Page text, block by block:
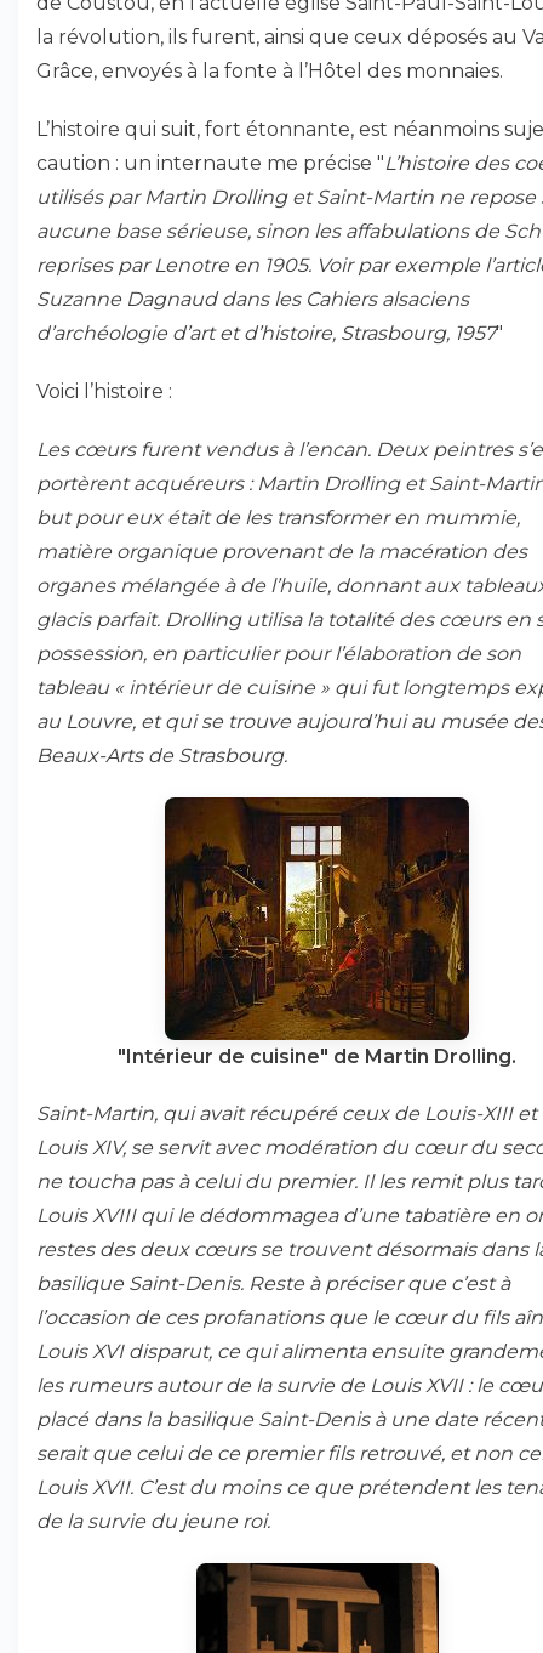
la révolution, ils furent, ainsi que ceux déposés au
Grâce, envoyés à la fonte à l’Hôtel des monnaies.
L’histoire qui suit, fort étonnante, est néanmoins
caution : un internaute me précise "L’histoire des
utilisés par Martin Drolling et Saint-Martin ne repose
aucune base sérieuse, sinon les affabulations de
reprises par Lenotre en 1905. Voir par exemple
Suzanne Dagnaud dans les Cahiers alsaciens
d’archéologie d’art et d’histoire, Strasbourg, 1957"
Voici l’histoire :
Les cœurs furent vendus à l’encan. Deux peintres
portèrent acquéreurs : Martin Drolling et Saint-
but pour eux était de les transformer en mummie,
matière organique provenant de la macération des
organes mélangée à de l’huile, donnant aux
glacis parfait. Drolling utilisa la totalité des cœurs en
possession, en particulier pour l’élaboration de son
tableau « intérieur de cuisine » qui fut longtemps
au Louvre, et qui se trouve aujourd’hui au musée
Beaux-Arts de Strasbourg.
"Intérieur de cuisine" de Martin Drolling.
Saint-Martin, qui avait récupéré ceux de Louis-XIII et
Louis XIV, se servit avec modération du cœur du
ne toucha pas à celui du premier. Il les remit plus
Louis XVIII qui le dédommagea d’une tabatière en
restes des deux cœurs se trouvent désormais dans
basilique Saint-Denis. Reste à préciser que c’est à
l’occasion de ces profanations que le cœur du fils
Louis XVI disparut, ce qui alimenta ensuite
les rumeurs autour de la survie de Louis XVII : le
placé dans la basilique Saint-Denis à une date
serait que celui de ce premier fils retrouvé, et non
Louis XVII. C’est du moins ce que prétendent les
de la survie du jeune roi.